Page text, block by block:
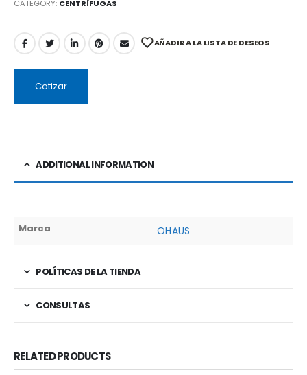
CATEGORY: CENTRÍFUGAS
AÑADIR A LA LISTA DE DESEOS
Cotizar
ADDITIONAL INFORMATION
Marca OHAUS
POLÍTICAS DE LA TIENDA
CONSULTAS
RELATED PRODUCTS